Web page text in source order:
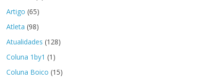
Artigo (65)
Atleta (98)
Atualidades (128)
Coluna 1by1 (1)
Coluna Boico (15)